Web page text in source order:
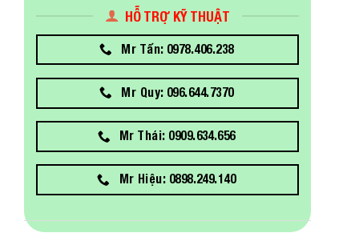
HỖ TRỢ KỸ THUẬT
Mr Tấn: 0978.406.238
Mr Quy: 096.644.7370
Mr Thái: 0909.634.656
Mr Hiệu: 0898.249.140